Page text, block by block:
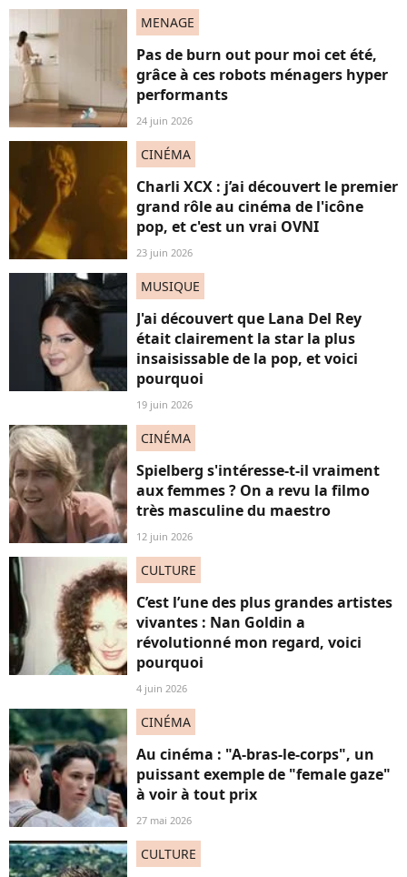
MENAGE
Pas de burn out pour moi cet été,
grâce à ces robots ménagers hyper
performants
24 juin 2026
CINÉMA
Charli XCX : j’ai découvert le premier
grand rôle au cinéma de l'icône
pop, et c'est un vrai OVNI
23 juin 2026
MUSIQUE
J'ai découvert que Lana Del Rey
était clairement la star la plus
insaisissable de la pop, et voici
pourquoi
19 juin 2026
CINÉMA
Spielberg s'intéresse-t-il vraiment
aux femmes ? On a revu la filmo
très masculine du maestro
12 juin 2026
CULTURE
C’est l’une des plus grandes artistes
vivantes : Nan Goldin a
révolutionné mon regard, voici
pourquoi
4 juin 2026
CINÉMA
Au cinéma : "A-bras-le-corps", un
puissant exemple de "female gaze"
à voir à tout prix
27 mai 2026
CULTURE